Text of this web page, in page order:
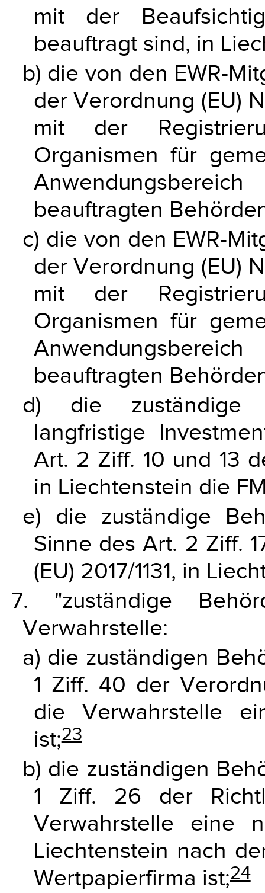
mit der
beauftragt sind, in
b) die von den EWR-
der Verordnung (EU)
mit der
Organismen für
beauftragten
c) die von den EWR-
der Verordnung (EU)
mit der
Organismen für
beauftragten
d) die zuständige
langfristige
Art. 2 Ziff. 10 und 13
in Liechtenstein die
e) die zuständige
Sinne des Art. 2 Ziff.
(EU) 2017/1131, in
7. "zuständige
Verwahrstelle:
a) die zuständigen
1 Ziff. 40 der
die Verwahrstelle
ist;23
b) die zuständigen
1 Ziff. 26 der
Verwahrstelle eine
Liechtenstein nach
Wertpapierfirma ist;24